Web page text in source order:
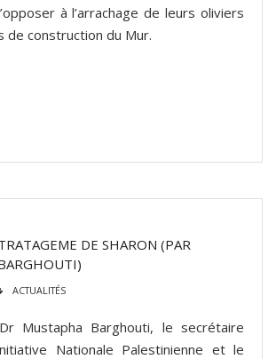
à l’arrachage de leurs oliviers
de construction du Mur.
DE SHARON (PAR
ACTUALITÉS
Mustapha Barghouti, le secrétaire
Nationale Palestinienne et le